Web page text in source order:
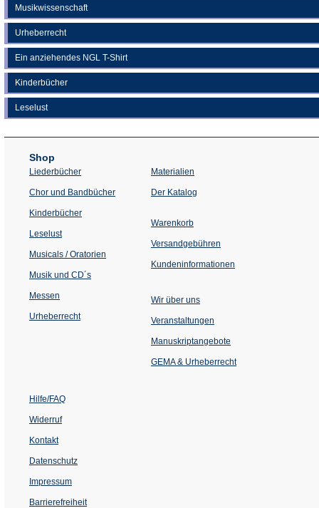
Musikwissenschaft
Urheberrecht
Ein anziehendes NGL T-Shirt
Kinderbücher
Leselust
Shop
Liederbücher
Chor und Bandbücher
Kinderbücher
Leselust
Musicals / Oratorien
Musik und CD´s
Messen
Urheberrecht
Materialien
Der Katalog
Warenkorb
Versandgebühren
Kundeninformationen
Wir über uns
Veranstaltungen
einem
Tab)
Manuskriptangebote
GEMA & Urheberrecht
Hilfe/FAQ
Widerruf
Kontakt
Datenschutz
Impressum
Barrierefreiheit